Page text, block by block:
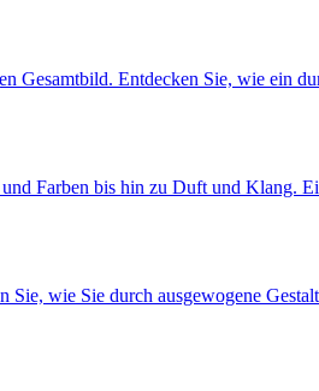
Entdecken Sie, wie ein
Farben bis hin zu Duft und Klang.
wie Sie durch ausgewogene